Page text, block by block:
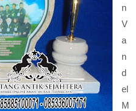
n
V
a
n
d
el
M